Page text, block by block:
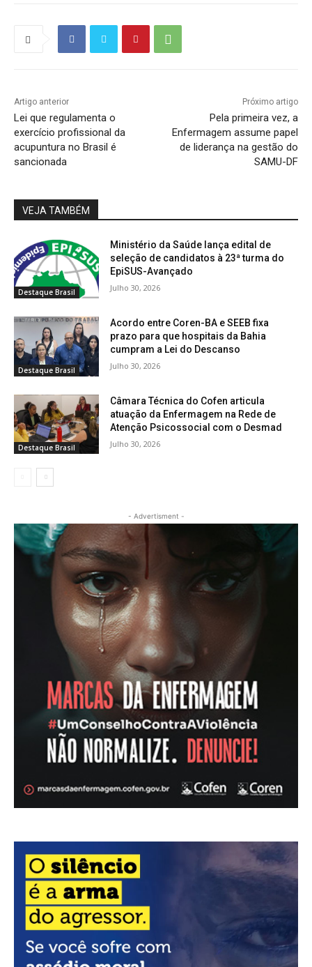
Artigo anterior
Lei que regulamenta o
exercício profissional da
acupuntura no Brasil é
sancionada
Próximo artigo
Pela primeira vez, a
Enfermagem assume papel
de liderança na gestão do
SAMU-DF
VEJA TAMBÉM
Destaque Brasil
Ministério da Saúde lança edital de
seleção de candidatos à 23ª turma do
EpiSUS-Avançado
Julho 30, 2026
Destaque Brasil
Acordo entre Coren-BA e SEEB fixa
prazo para que hospitais da Bahia
cumpram a Lei do Descanso
Julho 30, 2026
Destaque Brasil
Câmara Técnica do Cofen articula
atuação da Enfermagem na Rede de
Atenção Psicossocial com o Desmad
Julho 30, 2026
- Advertisment -